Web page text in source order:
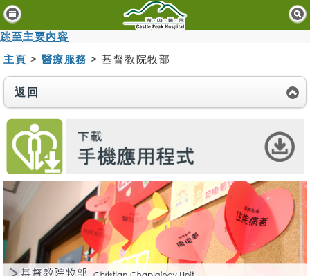
跳至主要內容
主
頁
病
人
與
訪
客
醫
服
務
精
神
健
康
主頁 > 醫療服務 > 基督教院牧部
返回